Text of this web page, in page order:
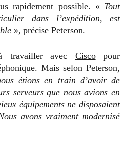
rapidement possible. « Tout
dans l’expédition, est
», précise Peterson.
travailler avec Ciscopour
Mais selon Peterson,
étions en train d’avoir de
serveurs que nous avions en
équipements ne disposaient
avons vraiment modernisé